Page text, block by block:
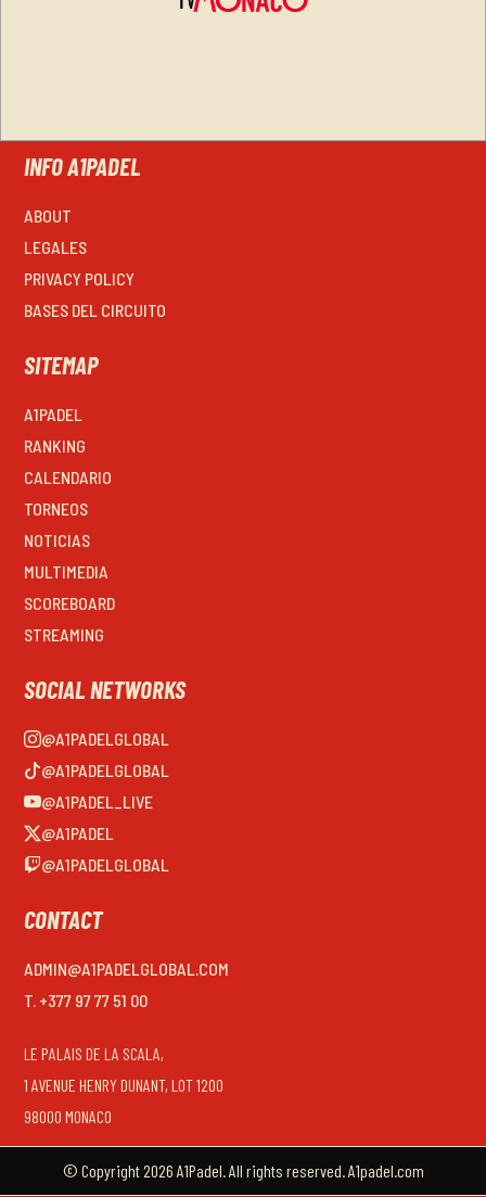
INFO A1PADEL
ABOUT
LEGALES
PRIVACY POLICY
BASES DEL CIRCUITO
SITEMAP
A1PADEL
RANKING
CALENDARIO
TORNEOS
NOTICIAS
MULTIMEDIA
SCOREBOARD
STREAMING
SOCIAL NETWORKS
@A1PADELGLOBAL
@A1PADELGLOBAL
@A1PADEL_LIVE
@A1PADEL
@A1PADELGLOBAL
CONTACT
ADMIN@A1PADELGLOBAL.COM
T. +377 97 77 51 00
LE PALAIS DE LA SCALA,
1 AVENUE HENRY DUNANT, LOT 1200
98000 MONACO
© Copyright 2026 A1Padel. All rights reserved. A1padel.com